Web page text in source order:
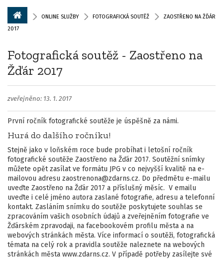
ONLINE SLUŽBY FOTOGRAFICKÁ SOUTĚŽ
ZAOSTŘENO NA ŽĎÁR
2017
Fotografická soutěž - Zaostřeno na
Žďár 2017
zveřejněno: 13. 1. 2017
První ročník fotografické soutěže je úspěšně za námi.
Hurá do dalšího ročníku!
Stejně jako v loňském roce bude probíhat i letošní ročník
fotografické soutěže Zaostřeno na Žďár 2017. Soutěžní snímky
můžete opět zasílat ve formátu JPG v co nejvyšší kvalitě na e-
mailovou adresu zaostrenona@zdarns.cz. Do předmětu e-mailu
uveďte Zaostřeno na Žďár 2017 a příslušný měsíc. V emailu
uveďte i celé jméno autora zaslané fotografie, adresu a telefonní
kontakt. Zasláním snímku do soutěže poskytujete souhlas se
zpracováním vašich osobních údajů a zveřejněním fotografie ve
Žďárském zpravodaji, na facebookovém profilu města a na
webových stránkách města. Více informací o soutěži, fotografická
témata na celý rok a pravidla soutěže naleznete na webových
stránkách města www.zdarns.cz. V případě potřeby zasílejte své